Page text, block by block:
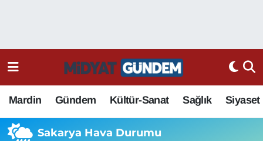
Mardin Gündem Kültür-Sanat Sağlık Siyaset
Sakarya Hava Durumu